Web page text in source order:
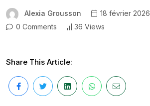
Alexia Grousson
18 février 2026
0 Comments
36 Views
Share This Article: